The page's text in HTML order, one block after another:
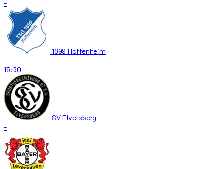
-
1899 Hoffenheim
-
15:30
SV Elversberg
-